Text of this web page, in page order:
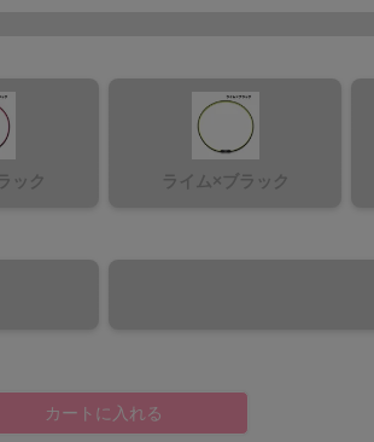
ック ライム×ブラック
カートに入れる